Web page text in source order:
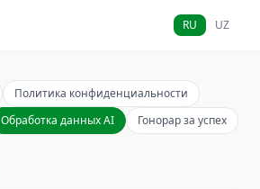
RU UZ
Политика конфиденциальности
Обработка данных AI Гонорар за успех